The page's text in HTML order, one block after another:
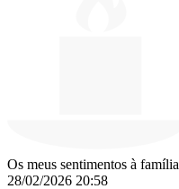
Os meus sentimentos à família
28/02/2026 20:58